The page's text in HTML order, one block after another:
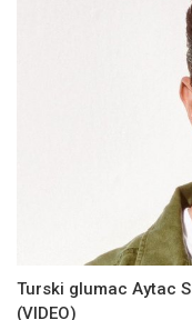
Turski glumac Aytac
(VIDEO)